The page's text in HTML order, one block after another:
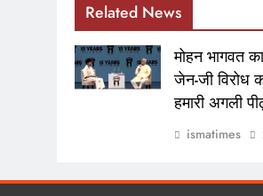
Related News
मोहन भागवत
जेन-जी विरोध
हमारी अगली
ismatimes